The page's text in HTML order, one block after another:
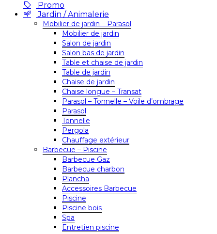
Promo
Jardin / Animalerie
Mobilier de jardin – Parasol
Mobilier de jardin
Salon de jardin
Salon bas de jardin
Table et chaise de jardin
Table de jardin
Chaise de jardin
Chaise longue – Transat
Parasol – Tonnelle – Voile d’ombrage
Parasol
Tonnelle
Pergola
Chauffage extérieur
Barbecue – Piscine
Barbecue Gaz
Barbecue charbon
Plancha
Accessoires Barbecue
Piscine
Piscine bois
Spa
Entretien piscine